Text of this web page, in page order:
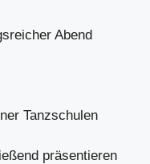
Abend
Tanzschulen
präsentieren